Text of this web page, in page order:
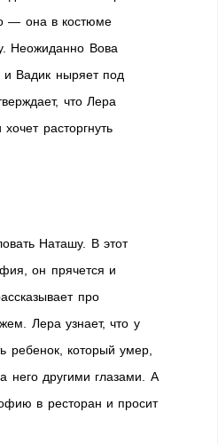
— она в костюме
Неожиданно Вова
и Вадик ныряет под
что Лера
расторгнуть
Наташу. В этот
он прячется и
про
Лера узнает, что у
ребенок, который умер,
него другими глазами. А
в ресторан и просит